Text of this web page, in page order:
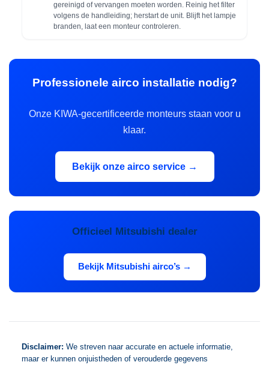
gereinigd of vervangen moeten worden. Reinig het filter
volgens de handleiding; herstart de unit. Blijft het lampje
branden, laat een monteur controleren.
Professionele airco installatie nodig?
Onze KIWA-gecertificeerde monteurs staan voor u
klaar.
Bekijk onze airco service →
Officieel Mitsubishi dealer
Bekijk Mitsubishi airco’s →
Disclaimer: We streven naar accurate en actuele informatie,
maar er kunnen onjuistheden of verouderde gegevens